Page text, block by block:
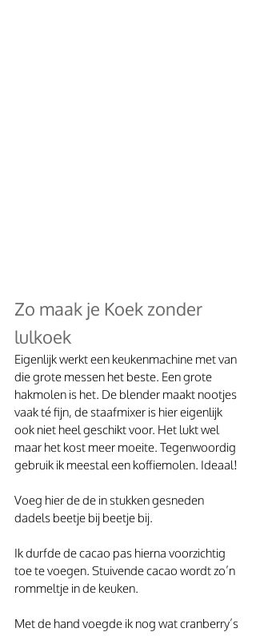
Zo maak je Koek zonder
lulkoek
Eigenlijk werkt een keukenmachine met van
die grote messen het beste. Een grote
hakmolen is het. De blender maakt nootjes
vaak té fijn, de staafmixer is hier eigenlijk
ook niet heel geschikt voor. Het lukt wel
maar het kost meer moeite. Tegenwoordig
gebruik ik meestal een koffiemolen. Ideaal!
Voeg hier de de in stukken gesneden
dadels beetje bij beetje bij.
Ik durfde de cacao pas hierna voorzichtig
toe te voegen. Stuivende cacao wordt zo’n
rommeltje in de keuken.
Met de hand voegde ik nog wat cranberry’s